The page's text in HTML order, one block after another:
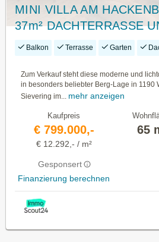
MINI VILLA AM
37m² DACHTERRASSE
IMPOSANTEM
GANZJÄHRIG
Balkon Terrasse Garten
Zum Verkauf steht diese moderne und
in besonders beliebter Berg-Lage in 1190
Sievering im...
mehr anzeigen
Kaufpreis
€ 799.000,-
€ 12.292,- / m²
Gesponsert
Finanzierung berechnen
65